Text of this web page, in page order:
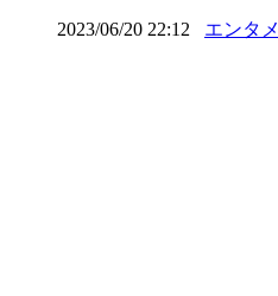
2023/06/20 22:12 エンタメ